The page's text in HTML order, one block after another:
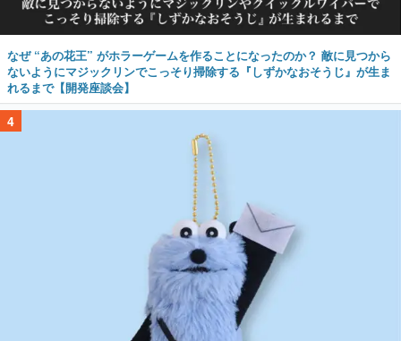
なぜ “あの花王” がホラーゲームを作ることになったのか？ 敵に見つから
ないようにマジックリンでこっそり掃除する『しずかなおそうじ』が生ま
れるまで【開発座談会】
4